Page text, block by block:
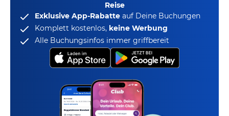
Reise
Exklusive App-Rabatte auf Deine Buchungen
Komplett kostenlos, keine Werbung
Alle Buchungsinfos immer griffbereit